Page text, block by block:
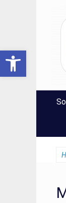
Abrir barra de